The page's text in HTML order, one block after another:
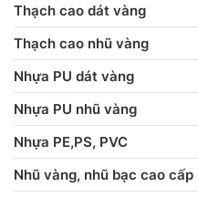
Thạch cao dát vàng
Thạch cao nhũ vàng
Nhựa PU dát vàng
Nhựa PU nhũ vàng
Nhựa PE,PS, PVC
Nhũ vàng, nhũ bạc cao cấp